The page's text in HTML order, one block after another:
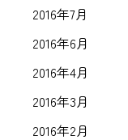
2016年7月
2016年6月
2016年4月
2016年3月
2016年2月